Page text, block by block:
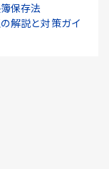
保存法
の解説と対策ガイ